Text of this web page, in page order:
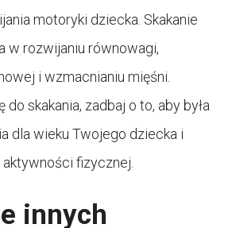
motoryki dziecka. Skakanie
w rozwijaniu równowagi,
i wzmacnianiu mięśni.
do skakania, zadbaj o to, aby była
dla wieku Twojego dziecka i
aktywności fizycznej.
innych